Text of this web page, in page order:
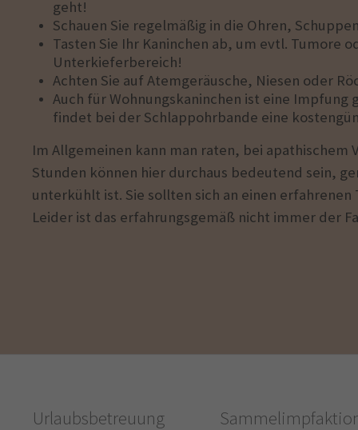
geht!
Schauen Sie regelmäßig in die Ohren,
Tasten Sie Ihr Kaninchen ab, um evtl. Tumore
Unterkieferbereich!
Achten Sie auf Atemgeräusche, Niesen oder
Auch für Wohnungskaninchen ist eine Impfung
findet bei der Schlappohrbande eine
Im Allgemeinen kann man raten, bei
Stunden können hier durchaus bedeutend sein,
unterkühlt ist. Sie sollten sich an einen
Leider ist das erfahrungsgemäß nicht immer der
Urlaubsbetreuung